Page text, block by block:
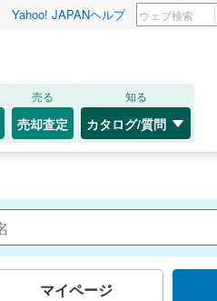
Yahoo! JAPANヘルプ
売る
売却査定
知る
カタログ/質問
マイページ